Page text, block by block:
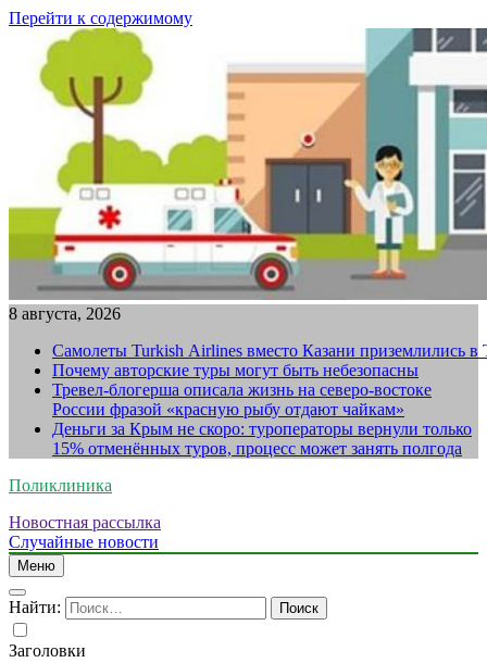
Перейти к содержимому
8 августа, 2026
Самолеты Turkish Airlines вместо Казани приземлились в
Почему авторские туры могут быть небезопасны
Тревел-блогерша описала жизнь на северо-востоке
России фразой «красную рыбу отдают чайкам»
Деньги за Крым не скоро: туроператоры вернули только
15% отменённых туров, процесс может занять полгода
Поликлиника
Новостная рассылка
Случайные новости
Меню
Найти:
Заголовки